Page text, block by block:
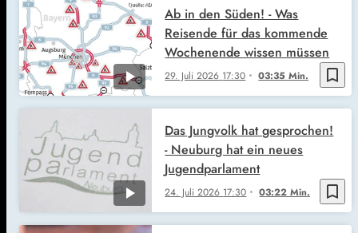
bookmark_border
29. Juli 2026 17:30 03:35 Min.
Ab in den Süden! - Was
Reisende für das kommende
Wochenende wissen müssen
bookmark_border
24. Juli 2026 17:30 03:22 Min.
Das Jungvolk hat gesprochen!
- Neuburg hat ein neues
Jugendparlament